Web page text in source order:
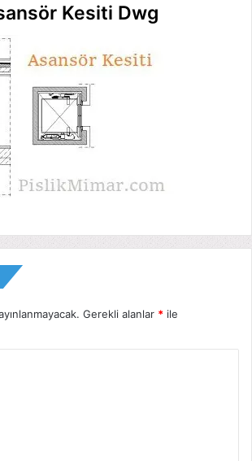
Kesiti Dwg
Gerekli alanlar * ile